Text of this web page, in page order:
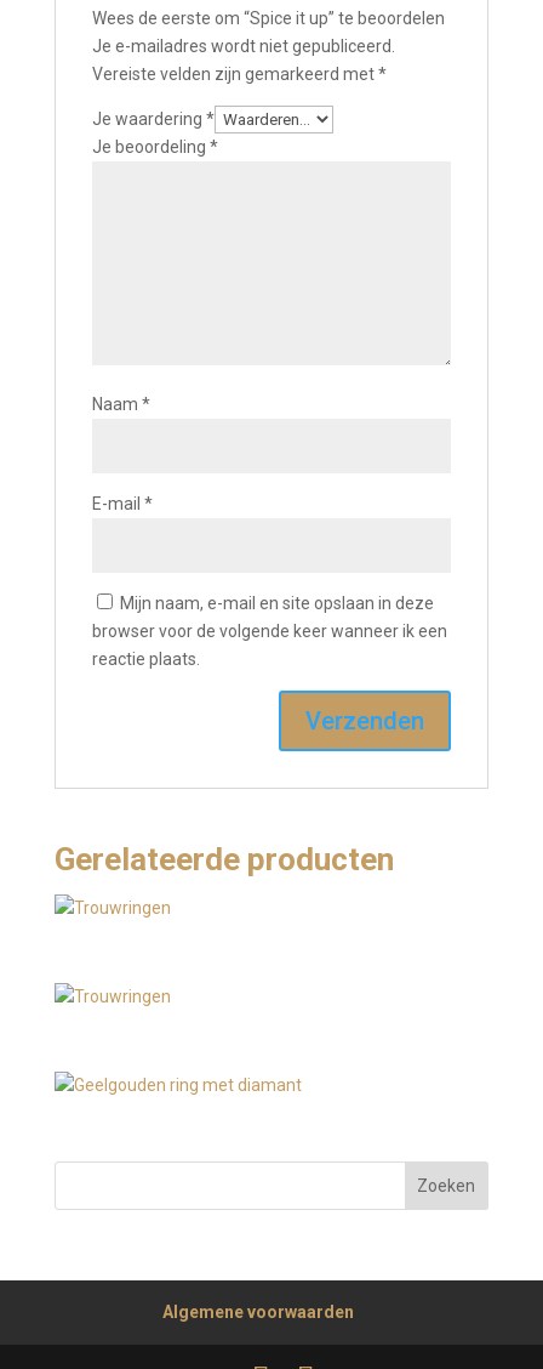
Wees de eerste om “Spice it up” te beoordelen
Je e-mailadres wordt niet gepubliceerd.
Vereiste velden zijn gemarkeerd met*
Je waardering *
Je beoordeling *
Naam *
E-mail *
Mijn naam, e-mail en site opslaan in deze
browser voor de volgende keer wanneer ik een
reactie plaats.
Gerelateerde producten
Algemene voorwaarden